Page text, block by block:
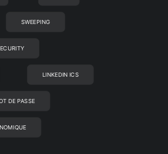
SWEEPING
LINKEDIN ICS
DE PASSE